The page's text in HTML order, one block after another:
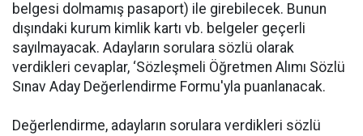
belgesi dolmamış pasaport) ile girebilecek. Bunun
dışındaki kurum kimlik kartı vb. belgeler geçerli
sayılmayacak. Adayların sorulara sözlü olarak
verdikleri cevaplar, ‘Sözleşmeli Öğretmen Alımı Sözlü
Sınav Aday Değerlendirme Formu'yla puanlanacak.
Değerlendirme, adayların sorulara verdikleri sözlü